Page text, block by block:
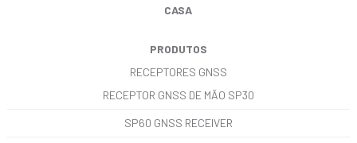
CASA
PRODUTOS
RECEPTORES GNSS
RECEPTOR GNSS DE MÃO SP30
SP60 GNSS RECEIVER